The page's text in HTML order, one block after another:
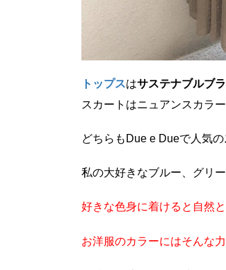
トップスはサステナブルブ
スカートはニュアンスカラ
どちらもDue e Dueで人気の
私の大好きなブルー、グリ
好きな色身に着けると自然
お洋服のカラーにはそんな力